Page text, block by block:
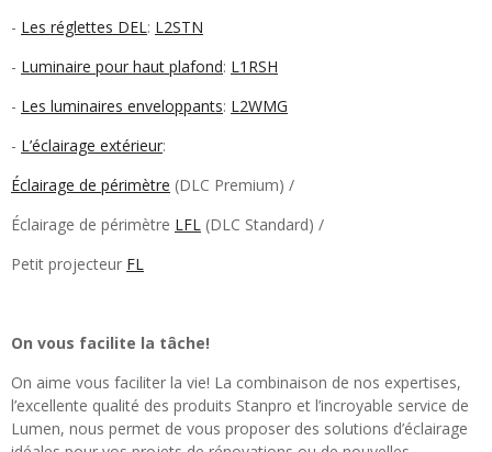
- Les réglettes DEL: L2STN
- Luminaire pour haut plafond: L1RSH
- Les luminaires enveloppants: L2WMG
- L’éclairage extérieur:
Éclairage de périmètre (DLC Premium) /
Éclairage de périmètre LFL (DLC Standard) /
Petit projecteur FL
On vous facilite la tâche!
On aime vous faciliter la vie! La combinaison de nos expertises,
l’excellente qualité des produits Stanpro et l’incroyable service de
Lumen, nous permet de vous proposer des solutions d’éclairage